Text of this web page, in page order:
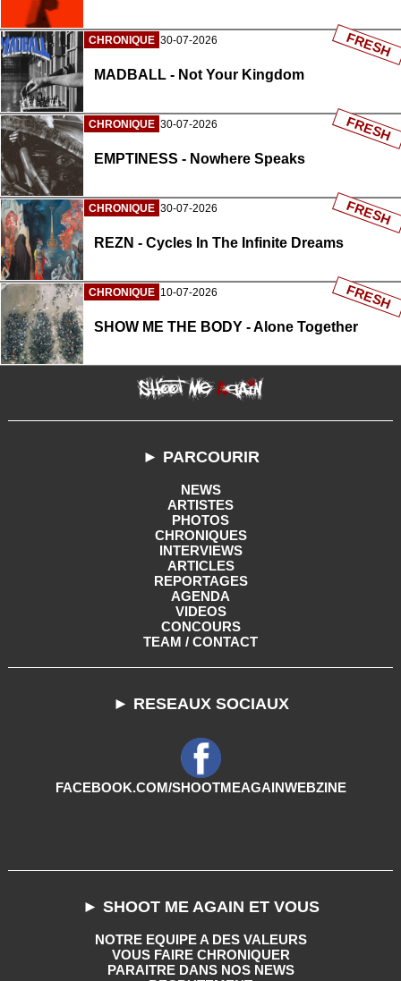
CHRONIQUE 30-07-2026
MADBALL - Not Your Kingdom
FRESH
CHRONIQUE 30-07-2026
EMPTINESS - Nowhere Speaks
FRESH
CHRONIQUE 30-07-2026
REZN - Cycles In The Infinite Dreams
FRESH
CHRONIQUE 10-07-2026
SHOW ME THE BODY - Alone Together
FRESH
► PARCOURIR
NEWS
ARTISTES
PHOTOS
CHRONIQUES
INTERVIEWS
ARTICLES
REPORTAGES
AGENDA
VIDEOS
CONCOURS
TEAM / CONTACT
► RESEAUX SOCIAUX
FACEBOOK.COM/SHOOTMEAGAINWEBZINE
► SHOOT ME AGAIN ET VOUS
NOTRE EQUIPE A DES VALEURS
VOUS FAIRE CHRONIQUER
PARAITRE DANS NOS NEWS